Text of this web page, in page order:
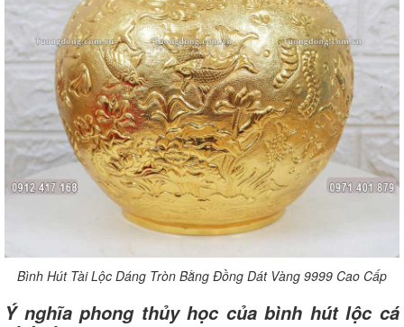
Bình Hút Tài Lộc Dáng Tròn Bằng Đồng Dát Vàng 9999 Cao Cấp
Ý nghĩa phong thủy học của bình hút lộc cá